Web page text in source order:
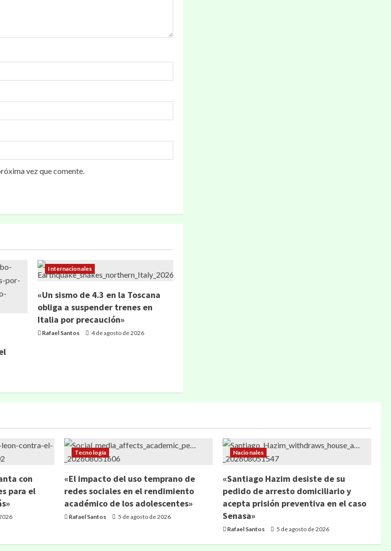
vez que comente.
Internacionales
«Un sismo de 4.3 en la Toscana
obliga a suspender trenes en
Italia por precaución»
Rafael Santos 4 de agosto de 2026
con
para el
Tecnología
«El impacto del uso temprano de
redes sociales en el rendimiento
académico de los adolescentes»
Rafael Santos 5 de agosto de 2026
Nacionales
«Santiago Hazim desiste de su
pedido de arresto domiciliario y
acepta prisión preventiva en el caso
Senasa»
Rafael Santos 5 de agosto de 2026